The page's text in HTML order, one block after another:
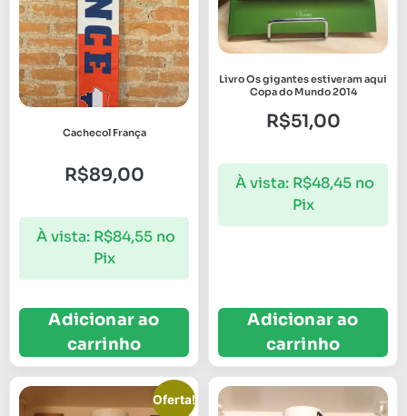
Cachecol França
R$89,00
À vista: R$84,55 no
Pix
Adicionar ao
carrinho
Livro Os gigantes estiveram aqui
Copa do Mundo 2014
R$51,00
À vista: R$48,45 no
Pix
Adicionar ao
carrinho
Oferta!